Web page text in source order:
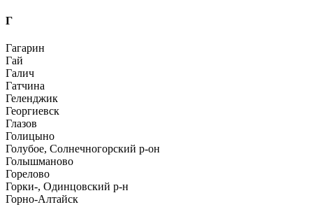
Г
Гагарин
Гай
Галич
Гатчина
Геленджик
Георгиевск
Глазов
Голицыно
Голубое, Солнечногорский р-он
Голышманово
Горелово
Горки-, Одинцовский р-н
Горно-Алтайск